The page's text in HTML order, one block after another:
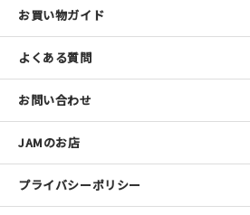
お買い物ガイド
よくある質問
お問い合わせ
JAMのお店
プライバシーポリシー